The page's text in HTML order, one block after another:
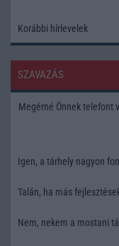
Korábbi hírlevelek
SZAVAZÁS
Megérné Önnek telefont
Igen, a tárhely nagyon
Talán, ha más
Nem, nekem a mostani